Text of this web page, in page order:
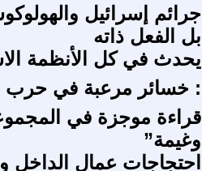
جرائم إسرائيل
بل الفعل ذاته
يحدث في كل الأنظمة
: خسائر مرعبة في حرب
قراءة موجزة في
وغيمة”
احتجاجات عمال الداخل